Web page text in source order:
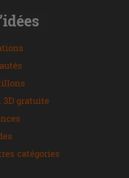
gratuite
catégories